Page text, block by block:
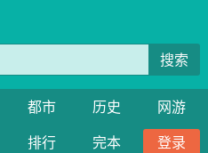
搜索
都市 历史
网游
排行 完本
登录